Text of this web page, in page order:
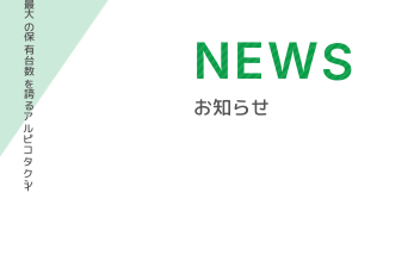
長野県で最大の保有台数を誇るアルピコタクシー お知らせ
NEWS